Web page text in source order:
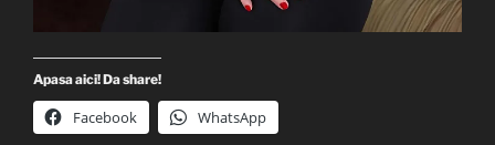
Apasa aici! Da share!
Facebook WhatsApp